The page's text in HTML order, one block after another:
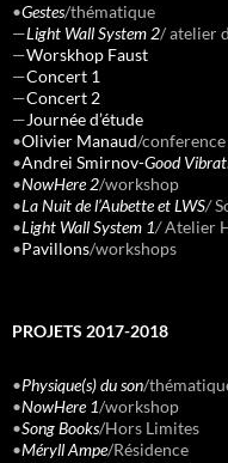
•Gestes/thématique
—Light Wall System 2/ atelier
—Worskhop Faust
—Concert 1
—Concert 2
—Journée d’étude
•Olivier Manaud/conference
•Andrei Smirnov-Good
•NowHere 2/workshop
•La Nuit de l’Aubette et LWS/
•Light Wall System 1/Atelier
•Pavillons/workshops
PROJETS 2017-2018
•Physique(s) du son/
•NowHere 1/workshop
•Song Books/Hors Limites
•Méryll Ampe/Résidence